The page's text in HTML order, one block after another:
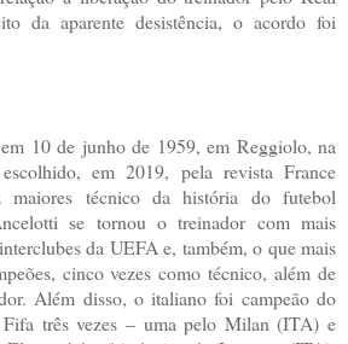
da aparente desistência, o acordo foi
10 de junho de 1959, em Reggiolo, na
em 2019, pela revista France
técnico da história do futebol
se tornou o treinador com mais
da UEFA e, também, o que mais
cinco vezes como técnico, além de
Além disso, o italiano foi campeão do
três vezes – uma pelo Milan (ITA) e